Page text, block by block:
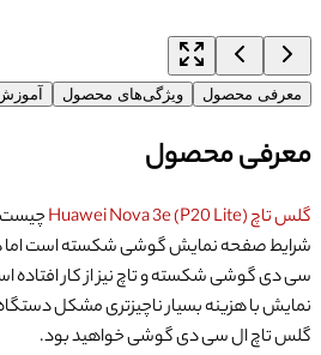
معرفی محصول ویژگی‌های محصول
معرفی محصول
گلس تاچ (Huawei Nova 3e (P20 Lite چیست
شرایط صفحه نمایش گوشی شکسته است اما
سی دی گوشی شکسته و تاچ نیز از کار
نمایش با هزینه بسیار ناچیزتری مشکل
گلس تاچ ال سی دی گوشی خواهید بود.